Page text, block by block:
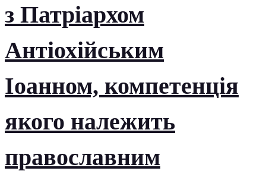
з Патріархом
Антіохійським
Іоанном, компетенція
якого належить
православним